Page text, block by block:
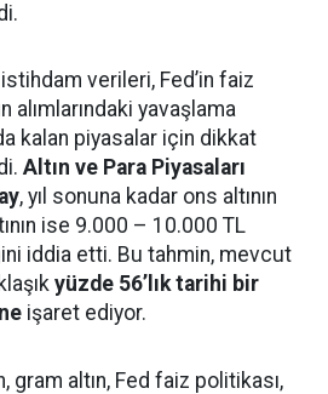
verileri, Fed’in faiz
alımlarındaki yavaşlama
kalan piyasalar için dikkat
Altın ve Para Piyasaları
, yıl sonuna kadar ons altının
ise 9.000 – 10.000 TL
iddia etti. Bu tahmin, mevcut
yüzde 56’lık tarihi bir
işaret ediyor.
gram altın, Fed faiz politikası,